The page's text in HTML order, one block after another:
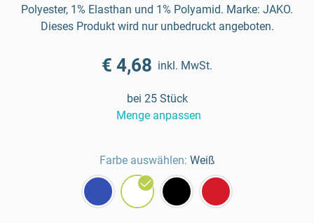
Polyester, 1% Elasthan und 1% Polyamid. Marke: JAKO.
Dieses Produkt wird nur unbedruckt angeboten.
€ 4,68 inkl. MwSt.
bei 25 Stück
Menge anpassen
Farbe auswählen: Weiß